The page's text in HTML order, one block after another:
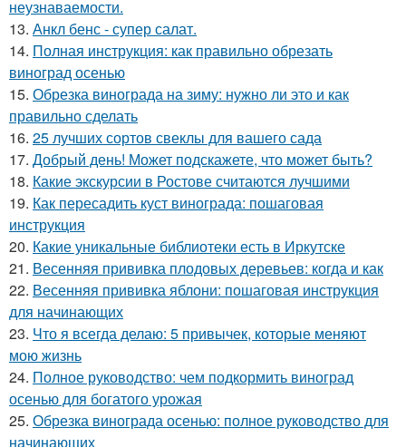
неузнаваемости.
13. Анкл бенс - супер салат.
14. Полная инструкция: как правильно обрезать
виноград осенью
15. Обрезка винограда на зиму: нужно ли это и как
правильно сделать
16. 25 лучших сортов свеклы для вашего сада
17. Добрый день! Может подскажете, что может быть?
18. Какие экскурсии в Ростове считаются лучшими
19. Как пересадить куст винограда: пошаговая
инструкция
20. Какие уникальные библиотеки есть в Иркутске
21. Весенняя прививка плодовых деревьев: когда и как
22. Весенняя прививка яблони: пошаговая инструкция
для начинающих
23. Что я всегда делаю: 5 привычек, которые меняют
мою жизнь
24. Полное руководство: чем подкормить виноград
осенью для богатого урожая
25. Обрезка винограда осенью: полное руководство для
начинающих